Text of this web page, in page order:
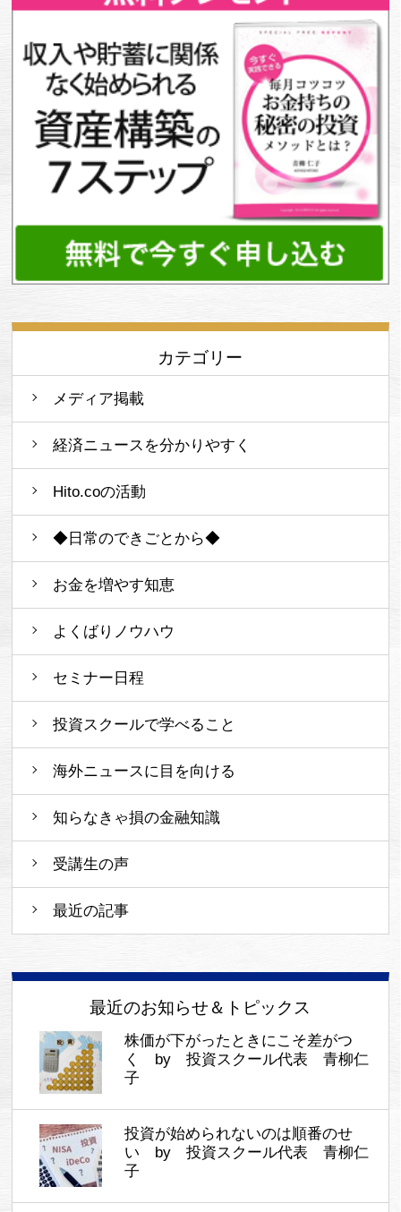
カテゴリー
メディア掲載
経済ニュースを分かりやすく
Hito.coの活動
◆日常のできごとから◆
お金を増やす知恵
よくばりノウハウ
セミナー日程
投資スクールで学べること
海外ニュースに目を向ける
知らなきゃ損の金融知識
受講生の声
最近の記事
最近のお知らせ＆トピックス
株価が下がったときにこそ差がつ
く by 投資スクール代表 青柳仁
子
投資が始められないのは順番のせ
い by 投資スクール代表 青柳仁
子